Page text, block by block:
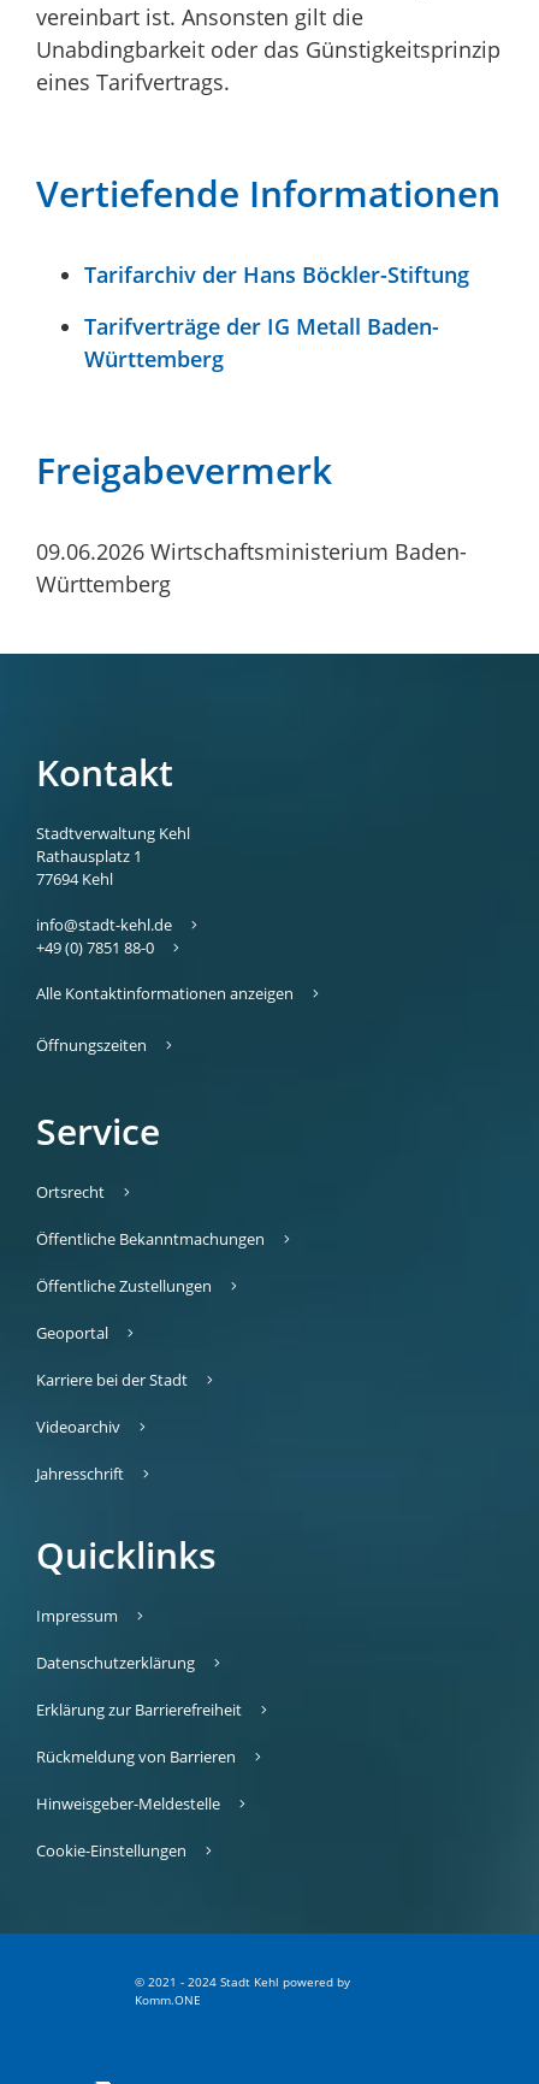
vereinbart ist. Ansonsten gilt die
Unabdingbarkeit oder das Günstigkeitsprinzip
eines Tarifvertrags.
Vertiefende Informationen
Tarifarchiv der Hans Böckler-Stiftung
Tarifverträge der IG Metall Baden-
Württemberg
Freigabevermerk
09.06.2026 Wirtschaftsministerium Baden-
Württemberg
Kontakt
Stadtverwaltung Kehl
Rathausplatz 1
77694 Kehl
info@stadt-kehl.de
+49 (0) 7851 88-0
Alle Kontaktinformationen anzeigen
Öffnungszeiten
Service
Ortsrecht
Öffentliche Bekanntmachungen
Öffentliche Zustellungen
Geoportal
Karriere bei der Stadt
Videoarchiv
Jahresschrift
Quicklinks
Impressum
Datenschutzerklärung
Erklärung zur Barrierefreiheit
Rückmeldung von Barrieren
Hinweisgeber-Meldestelle
Cookie-Einstellungen
© 2021 - 2024 Stadt Kehl powered by
Komm.ONE